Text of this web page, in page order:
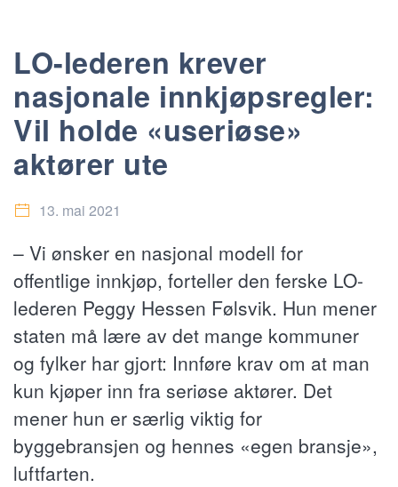
LO-lederen krever
nasjonale innkjøpsregler:
Vil holde «useriøse»
aktører ute
13. mai 2021
– Vi ønsker en nasjonal modell for
offentlige innkjøp, forteller den ferske LO-
lederen Peggy Hessen Følsvik. Hun mener
staten må lære av det mange kommuner
og fylker har gjort: Innføre krav om at man
kun kjøper inn fra seriøse aktører. Det
mener hun er særlig viktig for
byggebransjen og hennes «egen bransje»,
luftfarten.